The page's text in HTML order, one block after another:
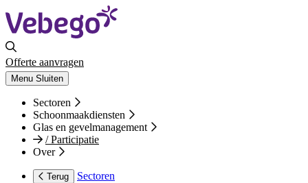
Offerte aanvragen
Menu Sluiten
Sectoren
Schoonmaakdiensten
Glas en gevelmanagement
/Participatie
Over
Terug
Sectoren